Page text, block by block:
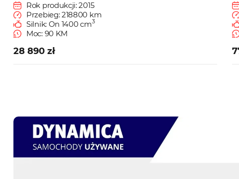
Rok produkcji: 2015
Przebieg: 218800 km
Silnik: On 1400 cm3
Moc: 90 KM
28 890 zł